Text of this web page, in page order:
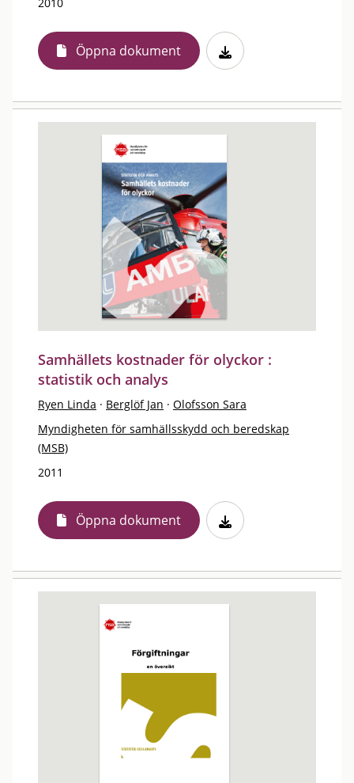
Öppna dokument
Samhällets kostnader för olyckor :
statistik och analys
Ryen Linda · Berglöf Jan · Olofsson Sara
Myndigheten för samhällsskydd och beredskap
(MSB)
2011
Öppna dokument